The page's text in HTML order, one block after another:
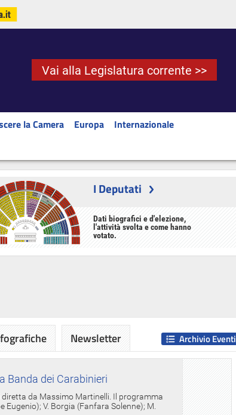
Vai alla Legislatura corrente >>
la Camera Europa
Internazionale
I Deputati
Dati biografici e d'elezione,
l'attività svolta e come hanno
votato.
Banda dei Carabinieri
da Massimo Martinelli. Il programma
V. Borgia (Fanfara Solenne); M.
Archivio Eventi
Newsletter